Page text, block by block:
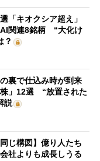
「キオクシア超え」
AI関連8銘柄 “大化け
？
裏で仕込み時が到来
株」12選 “放置された
説
じ構図】億り人たち
社よりも成長しうる